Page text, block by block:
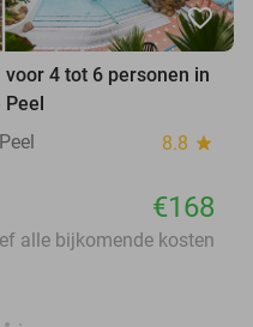
favorite_border
4 tot 6 personen in
Peel
8.8 star
€168
alle bijkomende kosten